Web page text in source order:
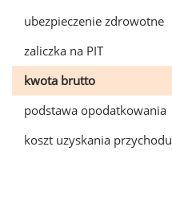
ubezpieczenie zdrowotne
zaliczka na PIT
kwota brutto
podstawa opodatkowania
koszt uzyskania przychodu